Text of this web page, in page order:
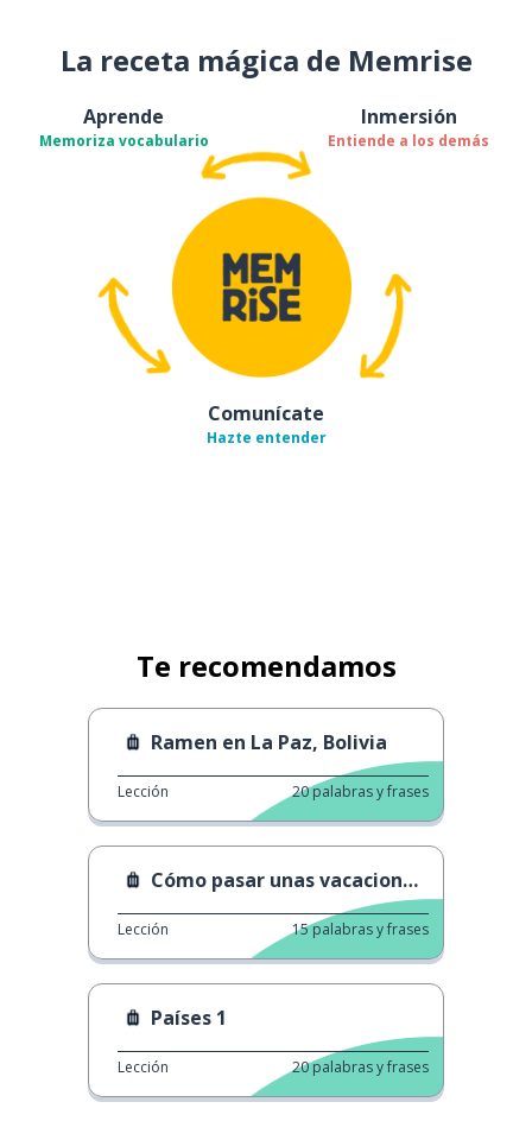
La receta mágica de Memrise
Aprende
Memoriza vocabulario
Inmersión
Entiende a los demás
Comunícate
Hazte entender
Te recomendamos
Ramen en La Paz, Bolivia
Lección 20palabras y frases
Cómo pasar unas vacaciones de verdad
Lección 15palabras y frases
Países 1
Lección 20palabras y frases